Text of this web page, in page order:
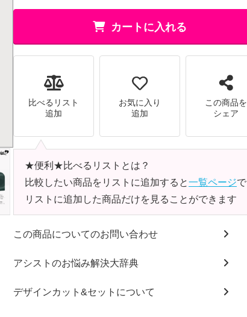
カートに入れる
比べるリスト
追加
お気に入り
追加
この商品を
シェア
★便利★比べるリストとは？
比較したい商品をリストに追加すると一覧ページで
リストに追加した商品だけを見ることができます
この商品についてのお問い合わせ
アシストのお悩み解決大辞典
デザインカット&セットについて